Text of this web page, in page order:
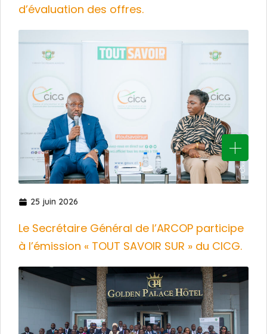
d’évaluation des offres.
25 juin 2026
Le Secrétaire Général de l’ARCOP participe
à l’émission « TOUT SAVOIR SUR » du CICG.